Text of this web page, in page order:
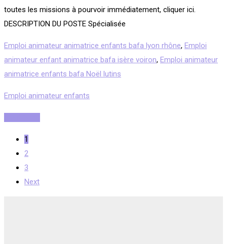
toutes les missions à pourvoir immédiatement, cliquer ici.
DESCRIPTION DU POSTE Spécialisée
Emploi animateur animatrice enfants bafa lyon rhône, Emploi
animateur enfant animatrice bafa isère voiron, Emploi animateur
animatrice enfants bafa Noël lutins
Emploi animateur enfants
1
2
3
Next